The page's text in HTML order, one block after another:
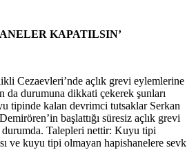
KAPATILSIN’
Cezaevleri’nde açlık grevi eylemlerine
da durumuna dikkati çekerek şunları
tipinde kalan devrimci tutsaklar Serkan
başlattığı süresiz açlık grevi
durumda. Talepleri nettir: Kuyu tipi
ve kuyu tipi olmayan hapishanelere sevk